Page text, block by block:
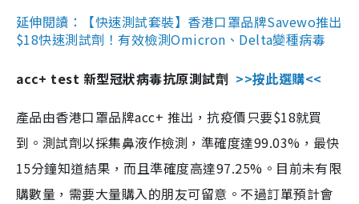
延伸閱讀：【快速測試套裝】香港口罩品牌Savewo推出
$18快速測試劑！有效檢測Omicron、Delta變種病毒
acc+ test 新型冠狀病毒抗原測試劑 >>按此選購<<
產品由香港口罩品牌acc+ 推出，抗疫價只要$18就買
到。測試劑以採集鼻液作檢測，準確度達99.03%，最快
15分鐘知道結果，而且準確度高達97.25%。目前未有限
購數量，需要大量購入的朋友可留意。不過訂單預計會